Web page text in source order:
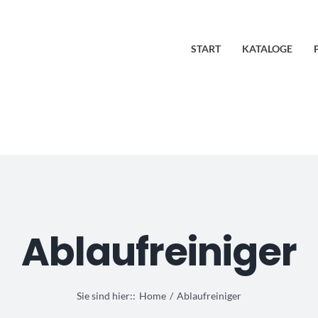
START KATALOGE
Ablaufreiniger
Sie sind hier:: Home Ablaufreiniger